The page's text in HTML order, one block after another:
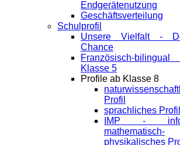
Endgeräte­nutzung
Geschäftsverteilung
Schulprofil
Unsere Vielfalt -
Chance
Französisch-
Klasse 5
Profile ab Klasse 8
Profil
sprachliches Profil
IMP -
mathematisch-
physikalisches